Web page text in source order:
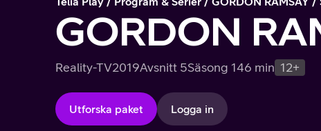
GORDON
Reality-TV2019Avsnitt 5Säsong 146 min 12+
Utforska paket Logga in